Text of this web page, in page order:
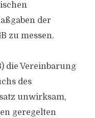
der
zu messen.
die Vereinbarung
des
unwirksam,
geregelten